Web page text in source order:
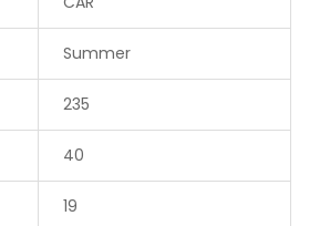
Summer
235
40
19